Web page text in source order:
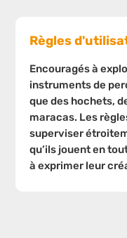
Règles
Encouragés à
instruments de
que des hochets,
maracas. Les
superviser
qu’ils jouent en
à exprimer leur